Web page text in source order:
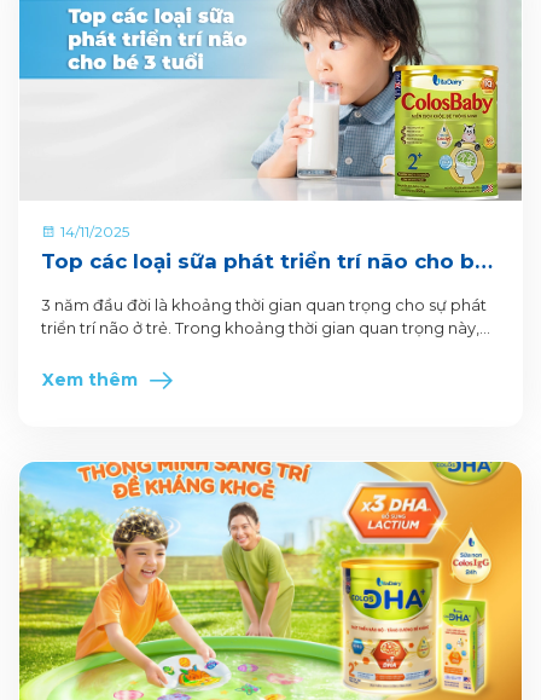
14/11/2025
Top các loại sữa phát triển trí não cho bé
3 năm đầu đời là khoảng thời gian quan trọng cho sự phát
triển trí não ở trẻ. Trong khoảng thời gian quan trọng này,
năng tư duy, học hỏi và ghi nhớ của bé. Do đó, việc bổ
Xem thêm